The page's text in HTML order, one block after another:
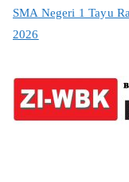
SMA Negeri 1 Tayu
2026